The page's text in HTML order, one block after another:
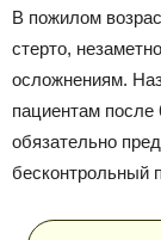
В пожилом
стерто,
осложнениям.
пациентам после
обязательно
бесконтрольный